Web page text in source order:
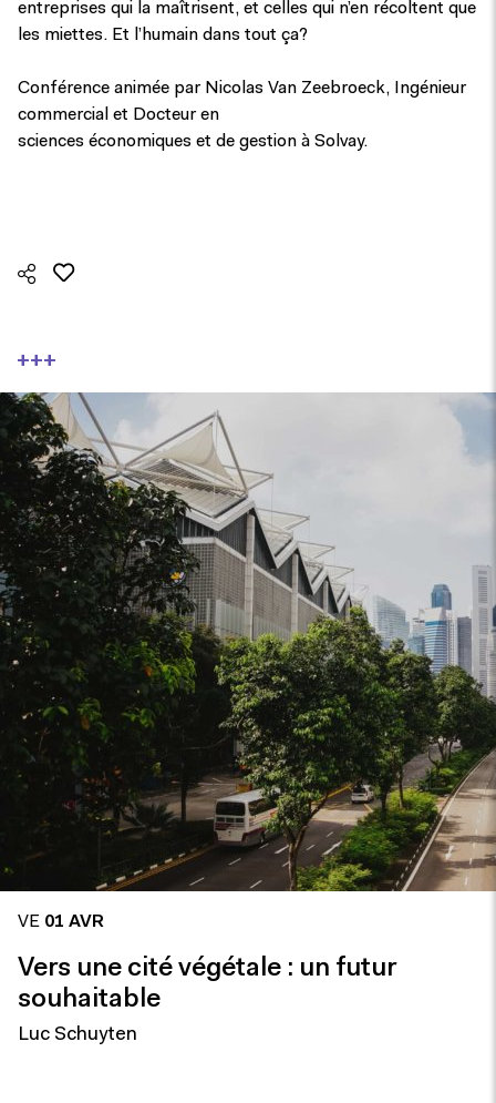
entreprises qui la maîtrisent, et celles qui n’en récoltent que
les miettes. Et l’humain dans tout ça?
Conférence animée par Nicolas Van Zeebroeck, Ingénieur
commercial et Docteur en
sciences économiques et de gestion à Solvay.
+++
VE 01 AVR
Vers une cité végétale : un futur
souhaitable
Luc Schuyten